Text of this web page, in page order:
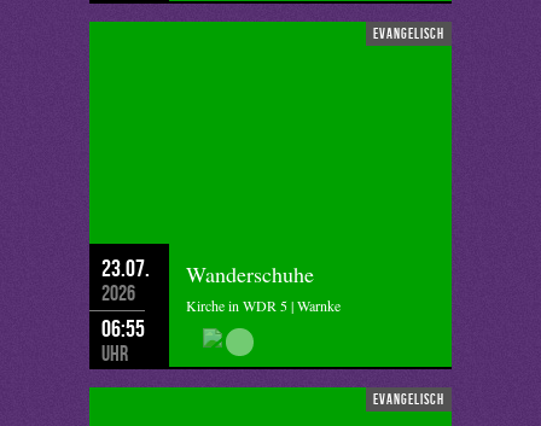
evangelisch
23.07.
2026
06:55
Uhr
Wanderschuhe
Kirche in WDR 5 | Warnke
evangelisch